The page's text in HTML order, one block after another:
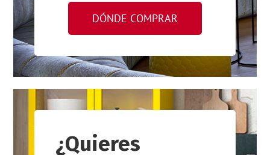
DÓNDE COMPRAR
¿Quieres